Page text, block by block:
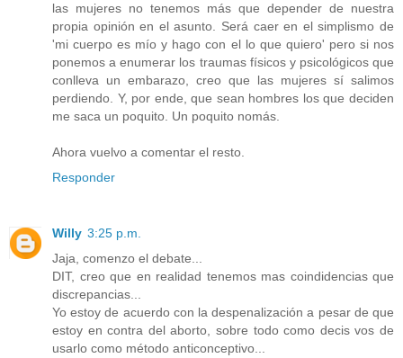
las mujeres no tenemos más que depender de nuestra
propia opinión en el asunto. Será caer en el simplismo de
'mi cuerpo es mío y hago con el lo que quiero' pero si nos
ponemos a enumerar los traumas físicos y psicológicos que
conlleva un embarazo, creo que las mujeres sí salimos
perdiendo. Y, por ende, que sean hombres los que deciden
me saca un poquito. Un poquito nomás.
Ahora vuelvo a comentar el resto.
Responder
Willy 3:25 p.m.
Jaja, comenzo el debate...
DIT, creo que en realidad tenemos mas coindidencias que
discrepancias...
Yo estoy de acuerdo con la despenalización a pesar de que
estoy en contra del aborto, sobre todo como decis vos de
usarlo como método anticonceptivo...